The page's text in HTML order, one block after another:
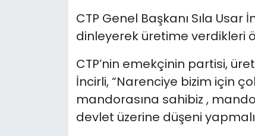
CTP Genel Başkanı Sıla
dinleyerek üretime verdikleri
CTP’nin emekçinin partisi,
İncirli, “Narenciye bizim için
mandorasına sahibiz ,
devlet üzerine düşeni
Yazarlar